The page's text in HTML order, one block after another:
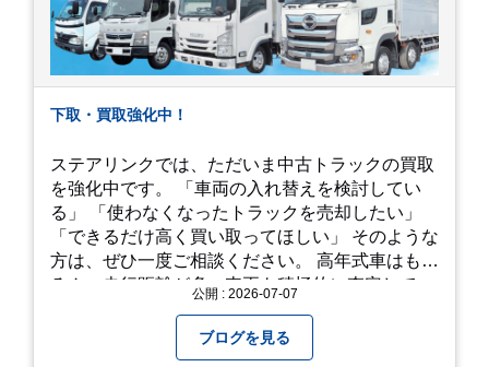
下取・買取強化中！
ステアリンクでは、ただいま中古トラックの買取
を強化中です。 「車両の入れ替えを検討してい
る」 「使わなくなったトラックを売却したい」
「できるだけ高く買い取ってほしい」 そのような
方は、ぜひ一度ご相談ください。 高年式車はもち
ろん、走行距離が多い車両も積極的に査定してい
ただいており、豊富な販売ネットワークを活かし
た高価買取が可能です。
公開 : 2026-07-07
ブログを見る